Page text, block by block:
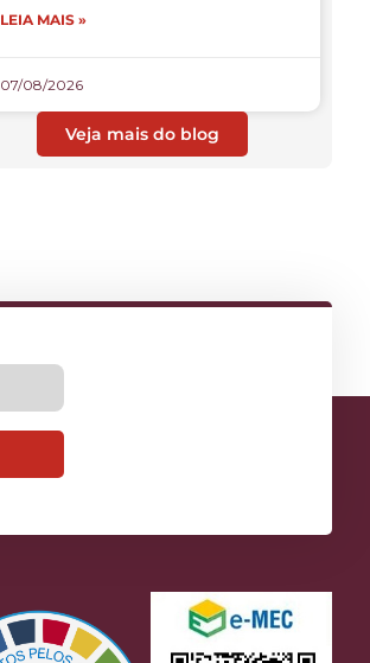
LEIA MAIS »
07/08/2026
Veja mais do blog